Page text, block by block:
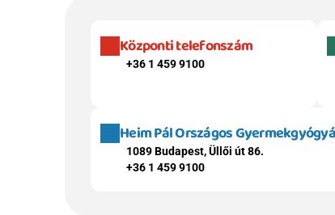
Központi telefonszám
+36 1 459 9100
Heim Pál Országos
1089 Budapest, Üllői út 86.
+36 1 459 9100